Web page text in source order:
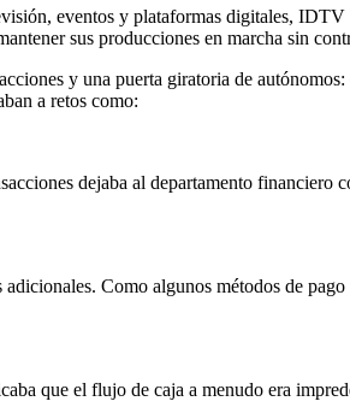
eventos y plataformas digitales,
sus producciones en marcha sin
y una puerta giratoria de
a retos como:
dejaba al departamento
Como algunos métodos de
que el flujo de caja a menudo era